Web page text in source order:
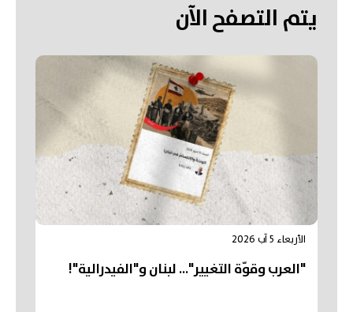
يتم التصفح الآن
الأربعاء 5 آب 2026
"العرب وقوّة التغيير"... لبنان و"الفيدرالية"!